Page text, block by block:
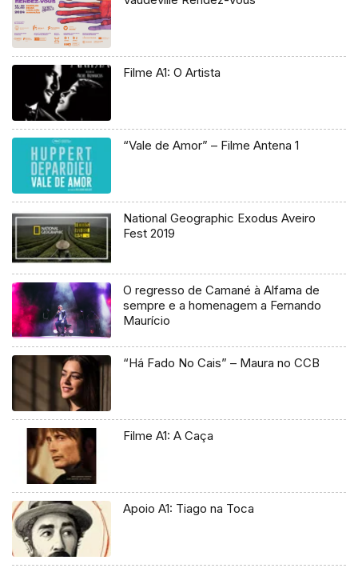
Filme A1: O Artista
“Vale de Amor” – Filme Antena 1
National Geographic Exodus Aveiro
Fest 2019
O regresso de Camané à Alfama de
sempre e a homenagem a Fernando
Maurício
“Há Fado No Cais” – Maura no CCB
Filme A1: A Caça
Apoio A1: Tiago na Toca